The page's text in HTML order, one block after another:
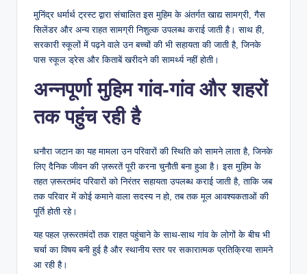
मुनिंद्र धर्मार्थ ट्रस्ट द्वारा संचालित इस मुहिम के अंतर्गत खाद्य सामग्री, गैस
सिलेंडर और अन्य राहत सामग्री निशुल्क उपलब्ध कराई जाती है। साथ ही,
सरकारी स्कूलों में पढ़ने वाले उन बच्चों की भी सहायता की जाती है, जिनके
पास स्कूल ड्रेस और किताबें खरीदने की सामर्थ्य नहीं होती।
अन्नपूर्णा मुहिम गांव-गांव और शहरों
तक पहुंच रही है
धनौरा जटान का यह मामला उन परिवारों की स्थिति को सामने लाता है, जिनके
लिए दैनिक जीवन की ज़रूरतें पूरी करना चुनौती बना हुआ है। इस मुहिम के
तहत ज़रूरतमंद परिवारों को निरंतर सहायता उपलब्ध कराई जाती है, ताकि जब
तक परिवार में कोई कमाने वाला सदस्य न हो, तब तक मूल आवश्यकताओं की
पूर्ति होती रहे।
यह पहल ज़रूरतमंदों तक राहत पहुंचाने के साथ-साथ गांव के लोगों के बीच भी
चर्चा का विषय बनी हुई है और स्थानीय स्तर पर सकारात्मक प्रतिक्रिया सामने
आ रही है।